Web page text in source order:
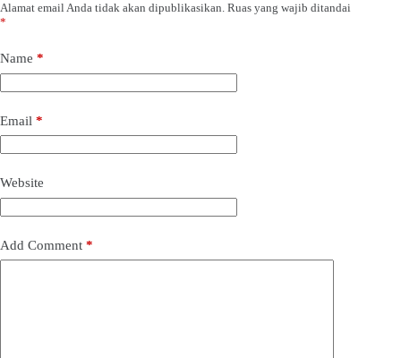
Alamat email Anda tidak akan dipublikasikan. Ruas yang wajib ditandai
*
Name *
Email *
Website
Add Comment *